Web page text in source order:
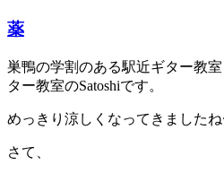
日:
薬
巣鴨の学割のある駅近ギター教
ター教室のSatoshiです。
めっきり涼しくなってきましたね
さて、